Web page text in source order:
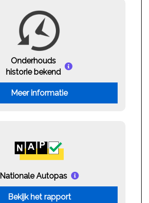
Onderhouds
historie bekend
Meer informatie
Nationale Autopas
Bekijk het rapport